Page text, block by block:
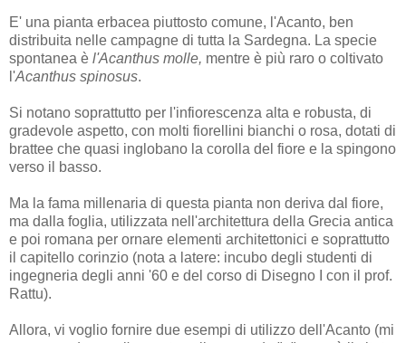
E' una pianta erbacea piuttosto comune, l'Acanto, ben
distribuita nelle campagne di tutta la Sardegna. La specie
spontanea è l'Acanthus molle, mentre è più raro o coltivato
l'Acanthus spinosus.
Si notano soprattutto per l'infiorescenza alta e robusta, di
gradevole aspetto, con molti fiorellini bianchi o rosa, dotati di
brattee che quasi inglobano la corolla del fiore e la spingono
verso il basso.
Ma la fama millenaria di questa pianta non deriva dal fiore,
ma dalla foglia, utilizzata nell'architettura della Grecia antica
e poi romana per ornare elementi architettonici e soprattutto
il capitello corinzio (nota a latere: incubo degli studenti di
ingegneria degli anni '60 e del corso di Disegno I con il prof.
Rattu).
Allora, vi voglio fornire due esempi di utilizzo dell'Acanto (mi